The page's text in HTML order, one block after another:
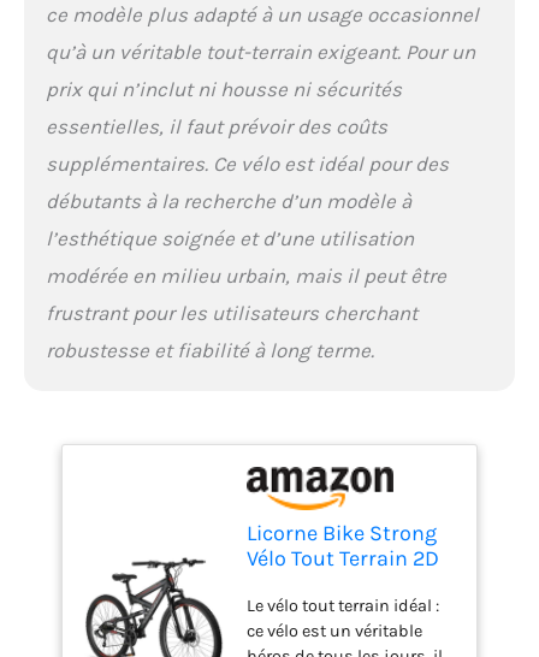
ce modèle plus adapté à un usage occasionnel
qu’à un véritable tout-terrain exigeant. Pour un
prix qui n’inclut ni housse ni sécurités
essentielles, il faut prévoir des coûts
supplémentaires. Ce vélo est idéal pour des
débutants à la recherche d’un modèle à
l’esthétique soignée et d’une utilisation
modérée en milieu urbain, mais il peut être
frustrant pour les utilisateurs cherchant
robustesse et fiabilité à long terme.
Licorne Bike Strong
Vélo Tout Terrain 2D
supérieure 27,5" pour
garçon Fille Femme
Le vélo tout terrain idéal :
ce vélo est un véritable